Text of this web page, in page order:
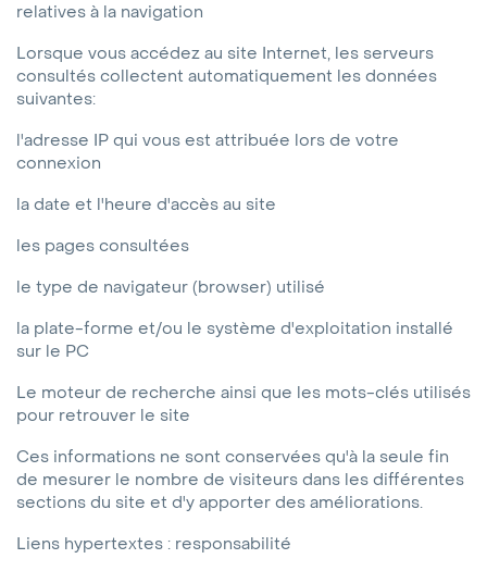
relatives à la navigation
Lorsque vous accédez au site Internet, les serveurs
consultés collectent automatiquement les données
suivantes:
l'adresse IP qui vous est attribuée lors de votre
connexion
la date et l'heure d'accès au site
les pages consultées
le type de navigateur (browser) utilisé
la plate-forme et/ou le système d'exploitation installé
sur le PC
Le moteur de recherche ainsi que les mots-clés utilisés
pour retrouver le site
Ces informations ne sont conservées qu'à la seule fin
de mesurer le nombre de visiteurs dans les différentes
sections du site et d'y apporter des améliorations.
Liens hypertextes : responsabilité